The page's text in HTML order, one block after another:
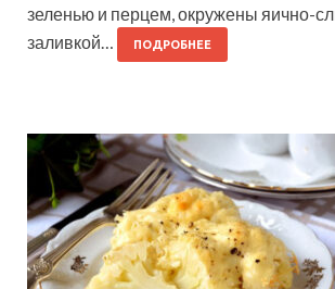
зеленью и перцем, окружены яично-
заливкой…
ПОДРОБНЕЕ